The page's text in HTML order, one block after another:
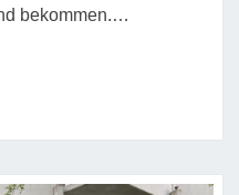
bekommen.…